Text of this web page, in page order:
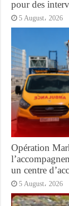
pour des
5 August، 2026
Opération
un centre
5 August، 2026